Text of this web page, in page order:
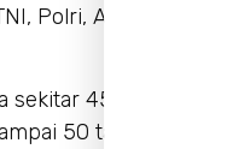
Polri, ASN, atau
sekitar 45 tahun
50 tahun